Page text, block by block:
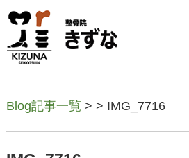
Blog記事一覧 > > IMG_7716